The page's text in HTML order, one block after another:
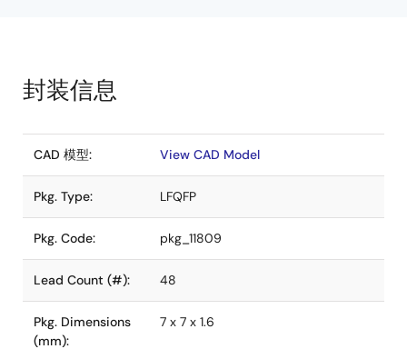
封装信息
CAD 模型: View CAD Model
Pkg. Type: LFQFP
Pkg. Code: pkg_11809
Lead Count (#): 48
Pkg. Dimensions
(mm):
7 x 7 x 1.6